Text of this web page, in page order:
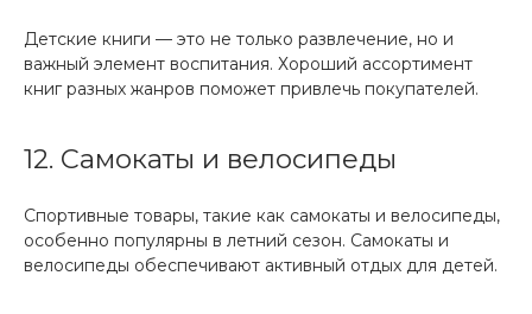
Детские книги — это не только развлечение, но и
важный элемент воспитания. Хороший ассортимент
книг разных жанров поможет привлечь покупателей.
12. Самокаты и велосипеды
Спортивные товары, такие как самокаты и велосипеды,
особенно популярны в летний сезон. Самокаты и
велосипеды обеспечивают активный отдых для детей.